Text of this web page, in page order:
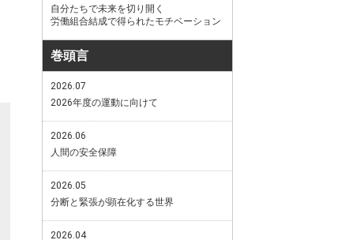
自分たちで未来を切り開く
労働組合結成で得られたモチベーション
巻頭言
2026.07
2026年度の運動に向けて
2026.06
人間の安全保障
2026.05
分断と緊張が顕在化する世界
2026.04